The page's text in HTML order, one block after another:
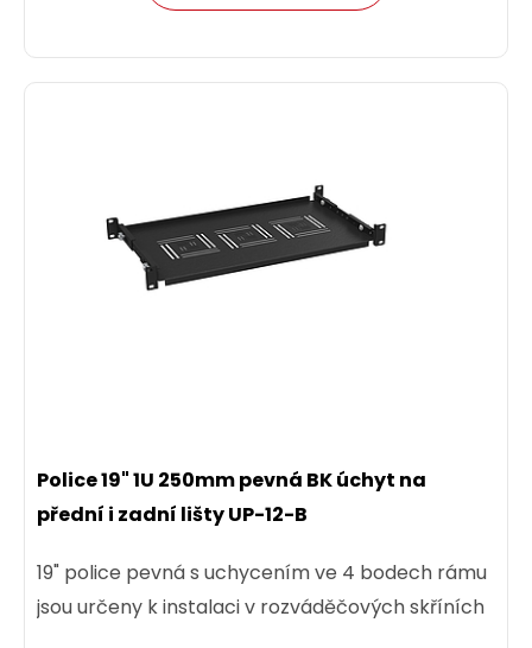
Police 19" 1U 250mm pevná BK úchyt na
přední i zadní lišty UP-12-B
19" police pevná s uchycením ve 4 bodech rámu
jsou určeny k instalaci v rozváděčových skříních